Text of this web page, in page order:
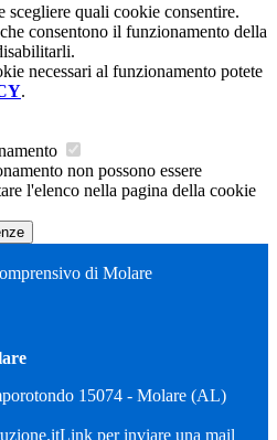
scegliere quali cookie consentire.
consentono il funzionamento della
necessari al funzionamento potete
.
non possono essere
l'elenco nella pagina della cookie
di Molare
15074 - Molare (AL)
Link per inviare una mail